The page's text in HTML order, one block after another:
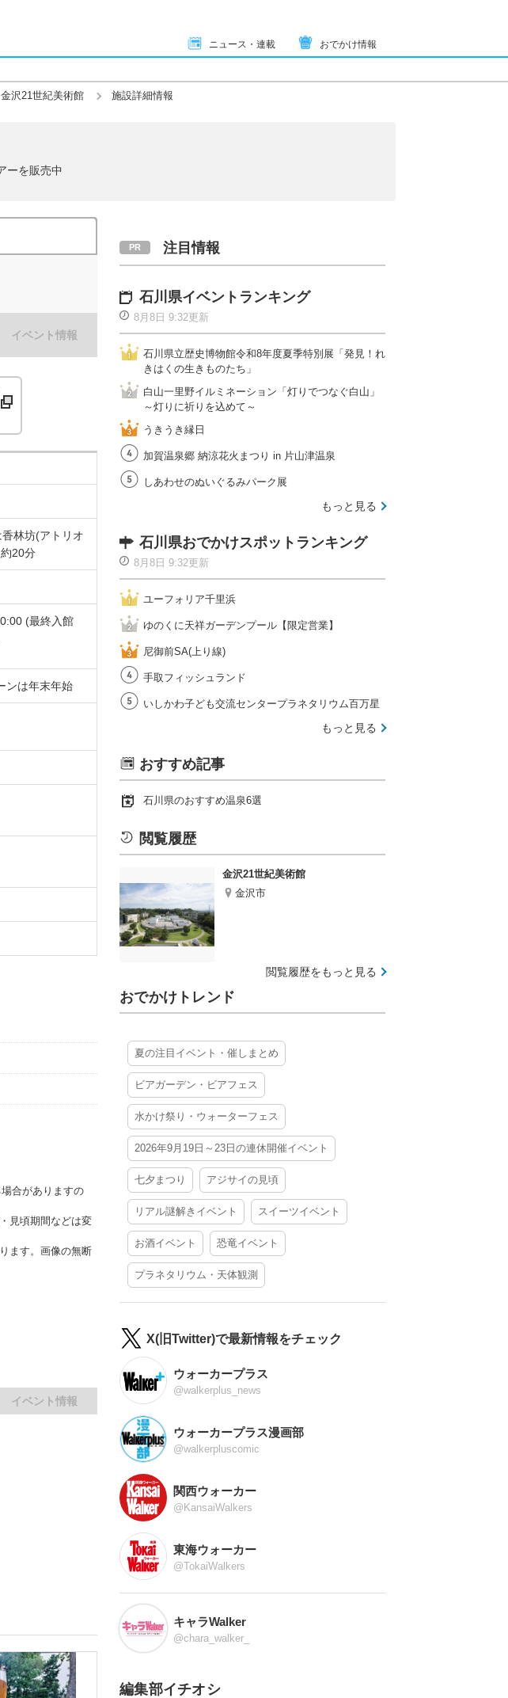
ニュース・連載 おでかけ情報
金沢21世紀美術館 施設詳細情報
ーを販売中
イベント情報
林坊(アトリオ
20分
(最終入館
ンは年末年始
合がありますの
見頃期間などは変
ます。画像の無断
イベント情報
注目情報
石川県イベントランキング
8月8日 9:32更新
石川県立歴史博物館令和8年度夏季特別展「発見！れ
きはくの生きものたち」
白山一里野イルミネーション「灯りでつなぐ白山」
～灯りに祈りを込めて～
うきうき縁日
加賀温泉郷 納涼花火まつり in 片山津温泉
しあわせのぬいぐるみパーク展
もっと見る
石川県おでかけスポットランキング
8月8日 9:32更新
ユーフォリア千里浜
ゆのくに天祥ガーデンプール【限定営業】
尼御前SA(上り線)
手取フィッシュランド
いしかわ子ども交流センタープラネタリウム百万星
もっと見る
おすすめ記事
石川県のおすすめ温泉6選
閲覧履歴
金沢21世紀美術館
金沢市
閲覧履歴をもっと見る
おでかけトレンド
夏の注目イベント・催しまとめ
ビアガーデン・ビアフェス
水かけ祭り・ウォーターフェス
2026年9月19日～23日の連休開催イベント
七夕まつり アジサイの見頃
リアル謎解きイベント スイーツイベント
お酒イベント 恐竜イベント
プラネタリウム・天体観測
X(旧Twitter)で最新情報をチェック
ウォーカープラス
@walkerplus_news
ウォーカープラス漫画部
@walkerpluscomic
関西ウォーカー
@KansaiWalkers
東海ウォーカー
@TokaiWalkers
キャラWalker
@chara_walker_
編集部イチオシ